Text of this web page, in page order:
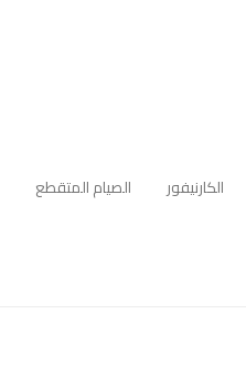
الكارنيفور الصيام المتقطع